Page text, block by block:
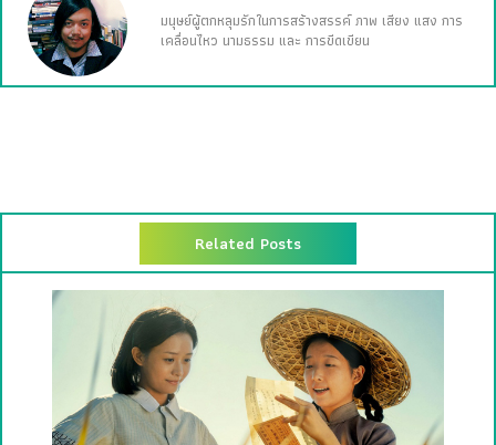
มนุษย์ผู้ตกหลุมรักในการสร้างสรรค์ ภาพ เสียง แสง การ
เคลื่อนไหว นามธรรม และ การขีดเขียน
Related Posts